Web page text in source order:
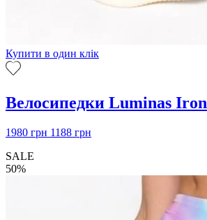
Купити в один клік
Велосипедки Luminas Iron
1980 грн 1188 грн
SALE
50%